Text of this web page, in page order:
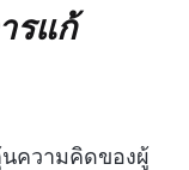
รแก้
ความคิดของผู้